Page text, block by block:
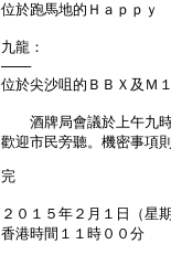
位於跑馬地的Ｈａｐｐ
九龍：
───
位於尖沙咀的ＢＢＸ及Ｍ１
酒牌局會議於上午九時
歡迎市民旁聽。機密事項
完
２０１５年２月１日（星期
香港時間１１時００分